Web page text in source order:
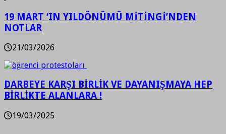
19 MART ‘IN YILDÖNÜMÜ MİTİNGİ’NDEN
NOTLAR
21/03/2026
DARBEYE KARŞI BİRLİK VE DAYANIŞMAYA HEP
BİRLİKTE ALANLARA !
19/03/2025